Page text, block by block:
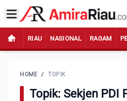
RIAU NASIONAL RAGAM
HOME / TOPIK
Topik: Sekjen PDI